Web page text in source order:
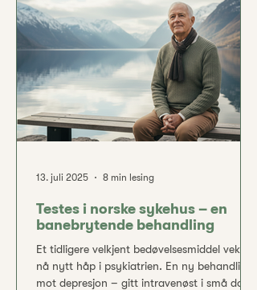
mer varig bedring enn hver metode alene.
Denne integrerte tilnærmingen utnytter
styrken i begge metodene: medisinen gir
rask symptomlindring
Testes i norske sykehus – en
banebrytende behandling
Et tidligere velkjent bedøvelsesmiddel vekker
nå nytt håp i psykiatrien. En ny behandling
mot depresjon – gitt intravenøst i små doser
13. juli 2025 8 min lesing